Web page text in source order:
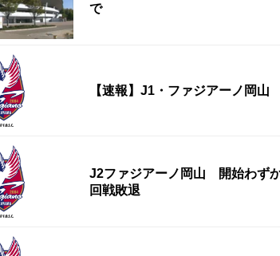
で
【速報】J1・ファジアーノ岡
J2ファジアーノ岡山 開始わず
回戦敗退